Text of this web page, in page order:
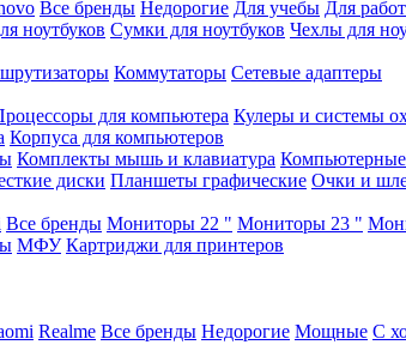
Все бренды Недорогие Для учебы Для
ноутбуков Сумки для ноутбуков Чехлы для
Коммутаторы Сетевые адаптеры
для компьютера Кулеры и системы
Корпуса для компьютеров
Комплекты мышь и клавиатура
диски Планшеты графические Очки и
Все бренды Мониторы 22 " Мониторы 23 "
МФУ Картриджи для принтеров
Realme Все бренды Недорогие Мощные С